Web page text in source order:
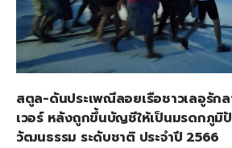
สตูล-ดันประเพณีลอยเรือชาวเลอูรัก
เวอร์ หลังถูกขึ้นบัญชีให้เป็นมรดกภู
วัฒนธรรม ระดับชาติ ประจำปี 2566